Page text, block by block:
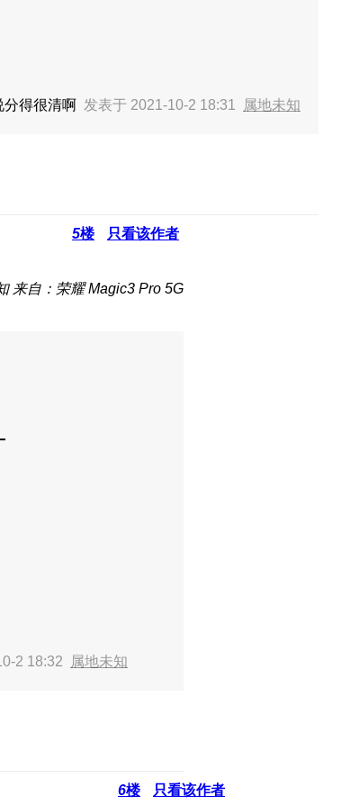
分得很清啊 发表于 2021-10-2 18:31 属地未知
5楼 只看该作者
来自：荣耀 Magic3 Pro 5G
2 18:32 属地未知
6楼 只看该作者